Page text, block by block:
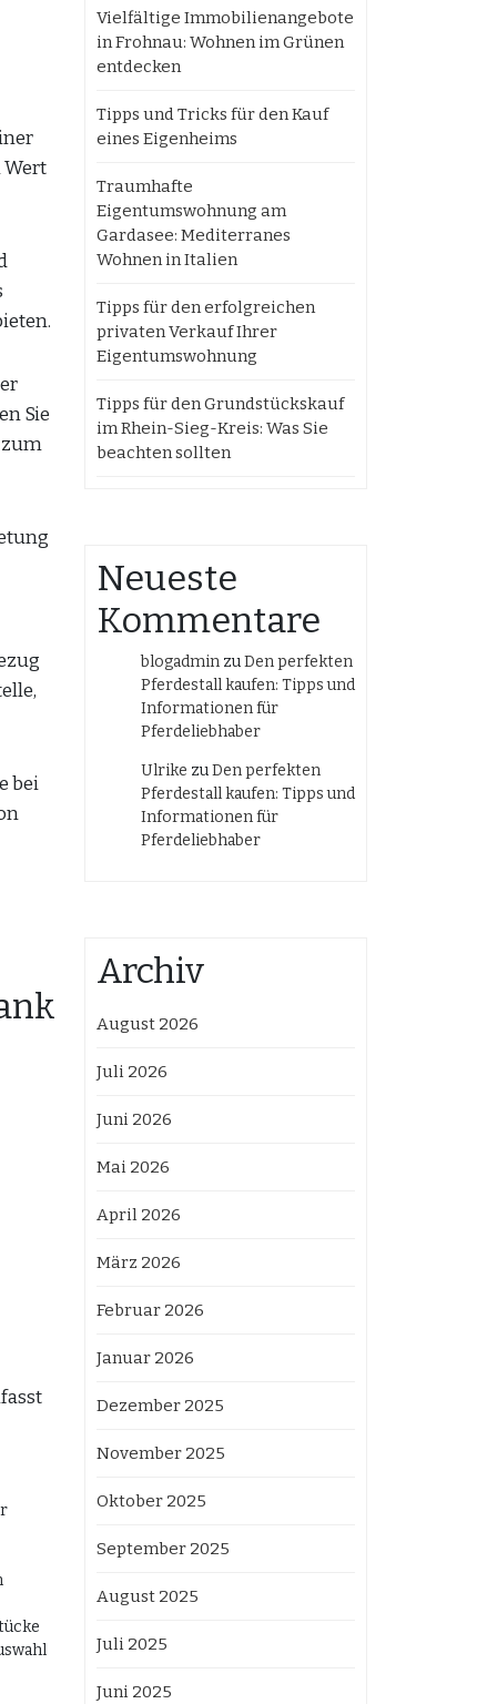
Wert
Sie
zum
bei
Vielfältige Immobilienangebote
in Frohnau: Wohnen im Grünen
entdecken
Tipps und Tricks für den Kauf
eines Eigenheims
Traumhafte
Eigentumswohnung am
Gardasee: Mediterranes
Wohnen in Italien
Tipps für den erfolgreichen
privaten Verkauf Ihrer
Eigentumswohnung
Tipps für den Grundstückskauf
im Rhein-Sieg-Kreis: Was Sie
beachten sollten
Neueste
Kommentare
blogadmin zuDen perfekten
Pferdestall kaufen: Tipps und
Informationen für
Pferdeliebhaber
Ulrike zuDen perfekten
Pferdestall kaufen: Tipps und
Informationen für
Pferdeliebhaber
Archiv
August 2026
Juli 2026
Juni 2026
Mai 2026
April 2026
März 2026
Februar 2026
Januar 2026
Dezember 2025
November 2025
Oktober 2025
September 2025
August 2025
Juli 2025
Juni 2025